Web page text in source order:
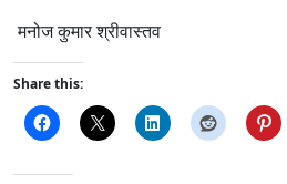
मनोज कुमार श्रीवास्तव
Share this: